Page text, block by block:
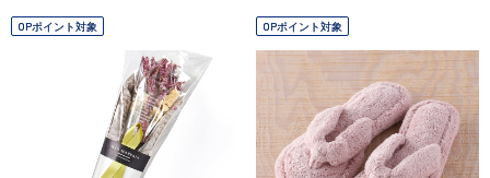
OPポイント対象 OPポイント対象